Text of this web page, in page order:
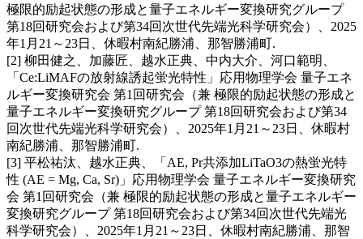
極限的励起状態の形成と量子エネルギー変換研究グループ
第18回研究会および第34回次世代先端光科学研究会）、2025
年1月21～23日、休暇村南紀勝浦、那智勝浦町.
[2] 柳田健之、加藤匠、越水正典、中内大介、河口範明、
「Ce:LiMAFの放射線誘起蛍光特性」応用物理学会 量子エネ
ルギー変換研究会 第1回研究会（兼 極限的励起状態の形成と
量子エネルギー変換研究グループ 第18回研究会および第34
回次世代先端光科学研究会）、2025年1月21～23日、休暇村
南紀勝浦、那智勝浦町.
[3] 平松祐汰、越水正典、「AE, Pr共添加LiTaO3の熱蛍光特
性 (AE = Mg, Ca, Sr)」応用物理学会 量子エネルギー変換研究
会 第1回研究会（兼 極限的励起状態の形成と量子エネルギー
変換研究グループ 第18回研究会および第34回次世代先端光
科学研究会）、2025年1月21～23日、休暇村南紀勝浦、那智